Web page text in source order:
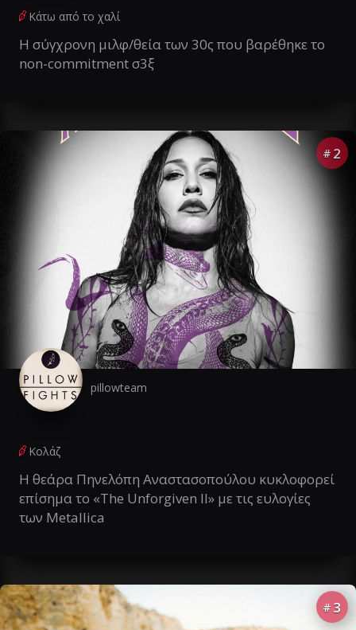
Κάτω από το χαλί
Η σύγχρονη μιλφ/θεία των 30ς που βαρέθηκε το
non-commitment σ3ξ
# 2
pillowteam
Κολάζ
Η θεάρα Πηνελόπη Αναστασοπούλου κυκλοφορεί
επίσημα το «The Unforgiven II» με τις ευλογίες
των Metallica
# 3